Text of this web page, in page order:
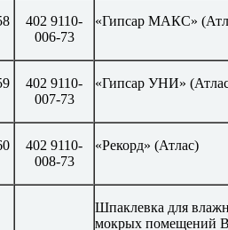
402 9110-
006-73
«Гипсар МАКС»
402 9110-
007-73
«Гипсар УНИ»
402 9110-
008-73
«Рекорд» (Атлас)
Шпаклевка для
мокрых помещений